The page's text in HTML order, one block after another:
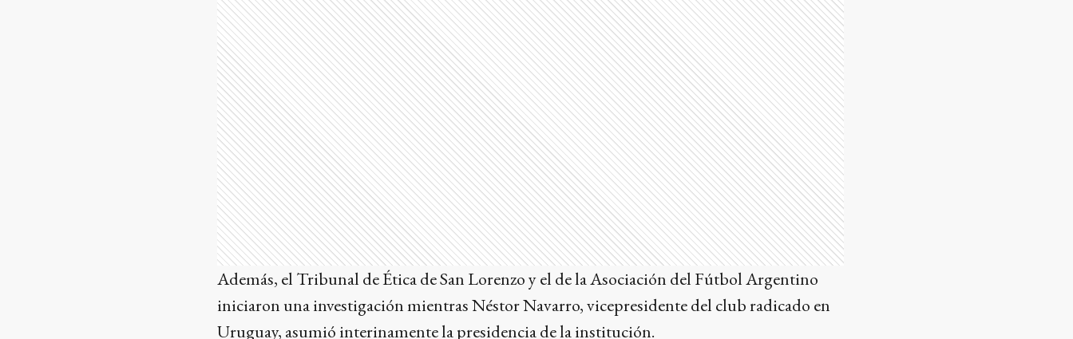
Además, el Tribunal de Ética de San Lorenzo y el de la Asociación del Fútbol Argentino
iniciaron una investigación mientras Néstor Navarro, vicepresidente del club radicado en
Uruguay, asumió interinamente la presidencia de la institución.